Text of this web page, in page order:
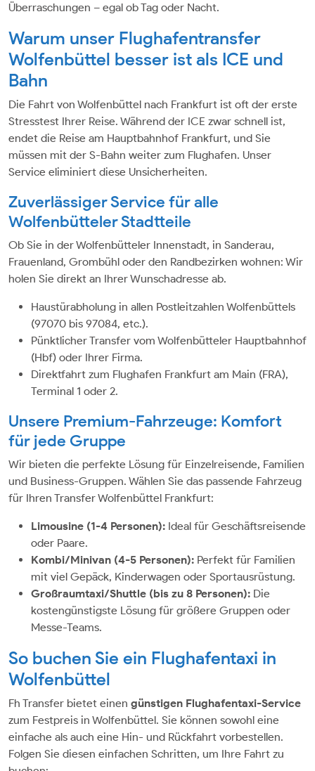
Überraschungen – egal ob Tag oder Nacht.
Warum unser Flughafentransfer
Wolfenbüttel besser ist als ICE und
Bahn
Die Fahrt von Wolfenbüttel nach Frankfurt ist oft der erste
Stresstest Ihrer Reise. Während der ICE zwar schnell ist,
endet die Reise am Hauptbahnhof Frankfurt, und Sie
müssen mit der S-Bahn weiter zum Flughafen. Unser
Service eliminiert diese Unsicherheiten.
Zuverlässiger Service für alle
Wolfenbütteler Stadtteile
Ob Sie in der Wolfenbütteler Innenstadt, in Sanderau,
Frauenland, Grombühl oder den Randbezirken wohnen: Wir
holen Sie direkt an Ihrer Wunschadresse ab.
Haustürabholung in allen Postleitzahlen Wolfenbüttels
(97070 bis 97084, etc.).
Pünktlicher Transfer vom Wolfenbütteler Hauptbahnhof
(Hbf) oder Ihrer Firma.
Direktfahrt zum Flughafen Frankfurt am Main (FRA),
Terminal 1 oder 2.
Unsere Premium-Fahrzeuge: Komfort
für jede Gruppe
Wir bieten die perfekte Lösung für Einzelreisende, Familien
und Business-Gruppen. Wählen Sie das passende Fahrzeug
für Ihren Transfer Wolfenbüttel Frankfurt:
Limousine (1-4 Personen): Ideal für Geschäftsreisende
oder Paare.
Kombi/Minivan (4-5 Personen): Perfekt für Familien
mit viel Gepäck, Kinderwagen oder Sportausrüstung.
Großraumtaxi/Shuttle (bis zu 8 Personen): Die
kostengünstigste Lösung für größere Gruppen oder
Messe-Teams.
So buchen Sie ein Flughafentaxi in
Wolfenbüttel
Fh Transfer bietet einen günstigen Flughafentaxi-Service
zum Festpreis in Wolfenbüttel. Sie können sowohl eine
einfache als auch eine Hin- und Rückfahrt vorbestellen.
Folgen Sie diesen einfachen Schritten, um Ihre Fahrt zu